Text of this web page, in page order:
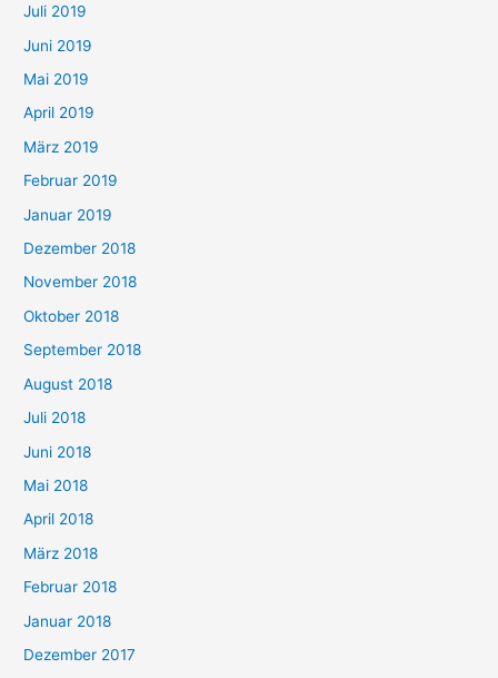
Juli 2019
Juni 2019
Mai 2019
April 2019
März 2019
Februar 2019
Januar 2019
Dezember 2018
November 2018
Oktober 2018
September 2018
August 2018
Juli 2018
Juni 2018
Mai 2018
April 2018
März 2018
Februar 2018
Januar 2018
Dezember 2017